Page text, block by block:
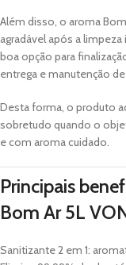
Além disso, o aroma
agradável após a
boa opção para
entrega e manutenção
Desta forma, o produto
sobretudo quando o
e com aroma cuidado.
Principais
Bom Ar 5L
Sanitizante 2 em 1: